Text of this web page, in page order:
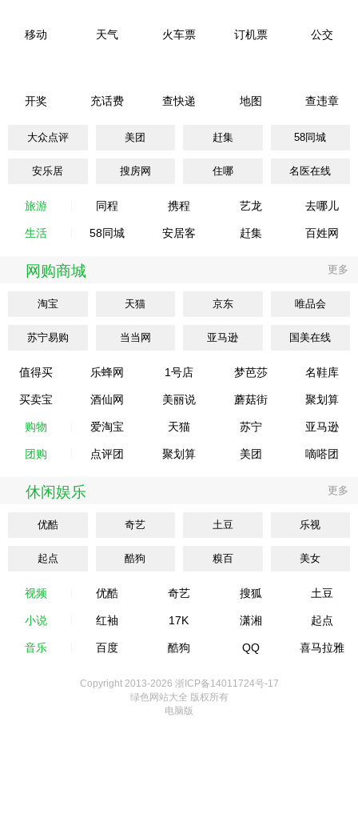
移动 天气 火车票 订机票 公交
开奖 充话费 查快递 地图 查违章
大众点评 美团 赶集 58同城
安乐居 搜房网 住哪 名医在线
旅游 同程 携程 艺龙 去哪儿
生活 58同城 安居客 赶集 百姓网
网购商城 更多
淘宝 天猫 京东 唯品会
苏宁易购 当当网 亚马逊 国美在线
值得买 乐蜂网 1号店 梦芭莎 名鞋库
买卖宝 酒仙网 美丽说 蘑菇街 聚划算
购物 爱淘宝 天猫 苏宁 亚马逊
团购 点评团 聚划算 美团 嘀嗒团
休闲娱乐 更多
优酷 奇艺 土豆 乐视
起点 酷狗 糗百 美女
视频 优酷 奇艺 搜狐 土豆
小说 红袖 17K 潇湘 起点
音乐 百度 酷狗 QQ 喜马拉雅
Copyright 2013-2026 浙ICP备14011724号-17
绿色网站大全 版权所有
电脑版